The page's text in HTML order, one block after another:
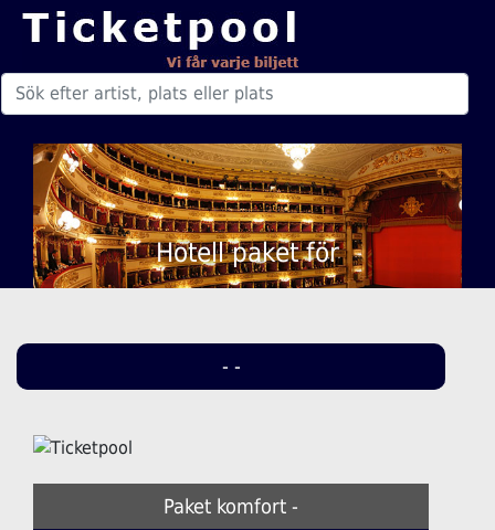
Hotell paket för
- -
Paket komfort -